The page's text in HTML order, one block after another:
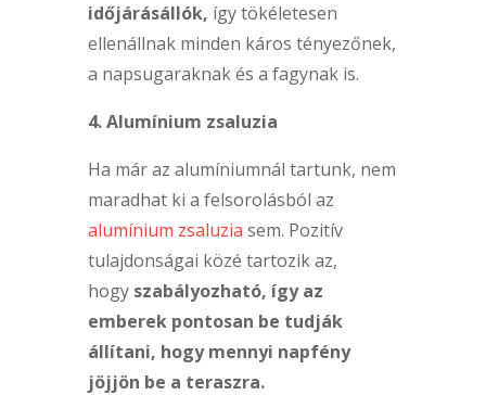
időjárásállók, így tökéletesen
ellenállnak minden káros tényezőnek,
a napsugaraknak és a fagynak is.
4. Alumínium zsaluzia
Ha már az alumíniumnál tartunk, nem
maradhat ki a felsorolásból az
alumínium zsaluzia sem. Pozitív
tulajdonságai közé tartozik az,
hogy szabályozható, így az
emberek pontosan be tudják
állítani, hogy mennyi napfény
jöjjön be a teraszra.